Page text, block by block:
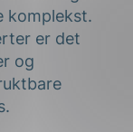
komplekst.
er det
og